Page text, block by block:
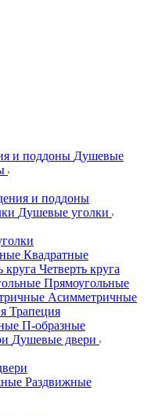
Душевые
и поддоны
Душевые уголки
Квадратные
Четверть круга
Прямоугольные
Асимметричные
Трапеция
П-образные
Душевые двери
Раздвижные